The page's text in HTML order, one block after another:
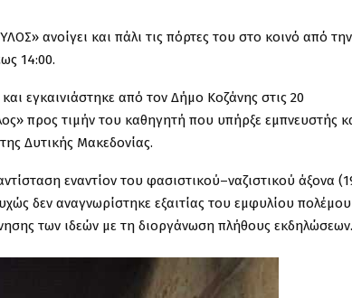
ανοίγει και πάλι τις πόρτες του στο κοινό από την
14:00.
εγκαινιάστηκε από τον Δήμο Κοζάνης στις 20
προς τιμήν του καθηγητή που υπήρξε εμπνευστής
Δυτικής Μακεδονίας.
εναντίον του φασιστικού–ναζιστικού άξονα
δεν αναγνωρίστηκε εξαιτίας του εμφυλίου
των ιδεών με τη διοργάνωση πλήθους εκδηλώσεων.